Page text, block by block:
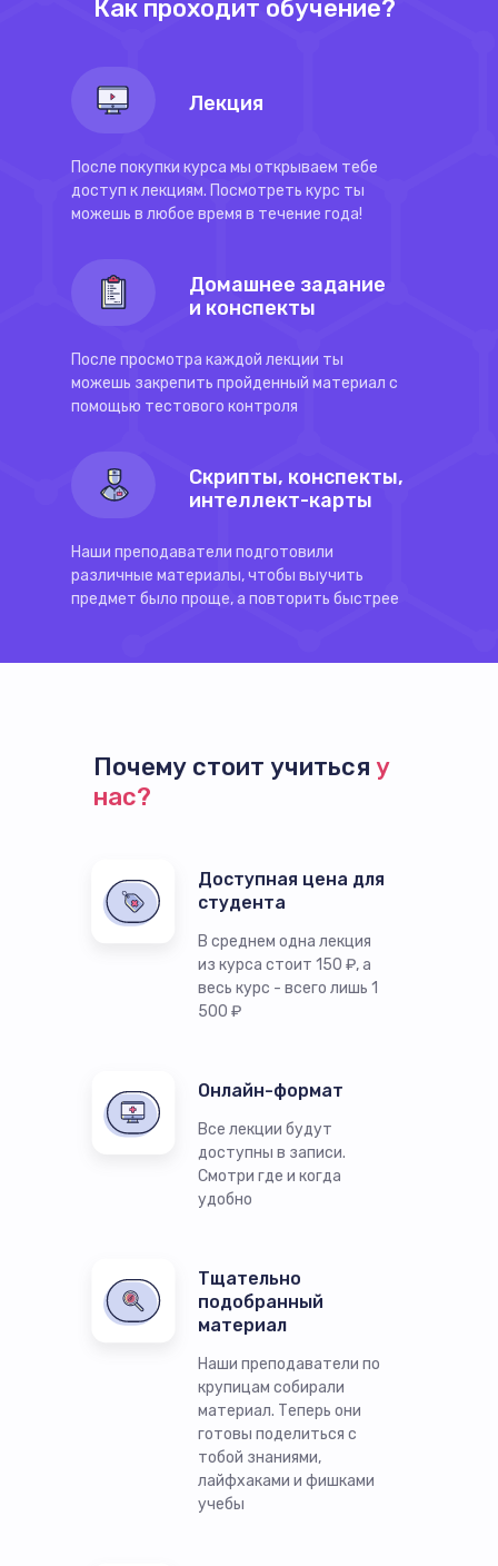
Как проходит обучение?
Лекция
После покупки курса мы открываем тебе
доступ к лекциям. Посмотреть курс ты
можешь в любое время в течение года!
Домашнее задание
и конспекты
После просмотра каждой лекции ты
можешь закрепить пройденный материал с
помощью тестового контроля
Скрипты, конспекты,
интеллект-карты
Наши преподаватели подготовили
различные материалы, чтобы выучить
предмет было проще, а повторить быстрее
Почему стоит учиться у
нас?
Доступная цена для
студента
В среднем одна лекция
из курса стоит 150 ₽, а
весь курс - всего лишь 1
500 ₽
Онлайн-формат
Все лекции будут
доступны в записи.
Смотри где и когда
удобно
Тщательно
подобранный
материал
Наши преподаватели по
крупицам собирали
материал. Теперь они
готовы поделиться с
тобой знаниями,
лайфхаками и фишками
учебы